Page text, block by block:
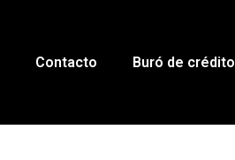
Contacto Buró de crédito